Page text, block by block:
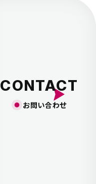
CONTACT
お問い合わせ